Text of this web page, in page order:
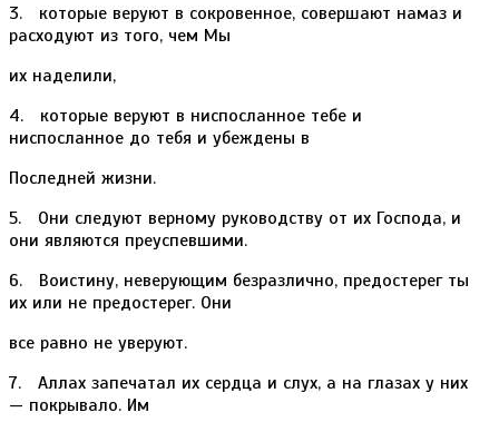
3. которые веруют в сокровенное, совершают намаз и
расходуют из того, чем Мы
их наделили,
4. которые веруют в ниспосланное тебе и
ниспосланное до тебя и убеждены в
Последней жизни.
5. Они следуют верному руководству от их Господа, и
они являются преуспевшими.
6. Воистину, неверующим безразлично, предостерег ты
их или не предостерег. Они
все равно не уверуют.
7. Аллах запечатал их сердца и слух, а на глазах у них
— покрывало. Им